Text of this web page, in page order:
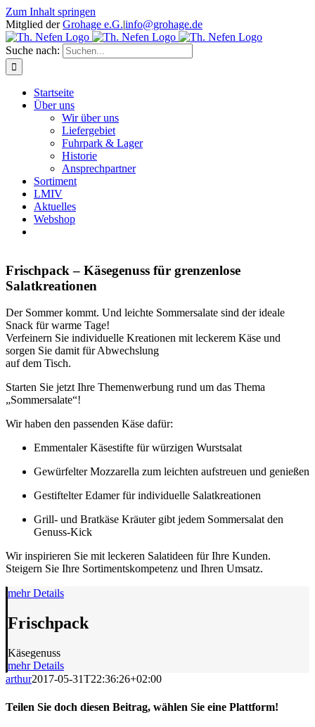
Zum Inhalt springen
Mitglied derGrohage e.G.|info@grohage.de
Suche nach:
Startseite
Über uns
Wir über uns
Liefergebiet
Fuhrpark & Lager
Historie
Ansprechpartner
Sortiment
LMIV
Aktuelles
Webshop
Frischpack – Käsegenuss für grenzenlose
Salatkreationen
Der Sommer kommt. Und leichte Sommersalate sind der ideale
Snack für warme Tage!
Verfeinern Sie individuelle Kreationen mit leckerem Käse und
sorgen Sie damit für Abwechslung
auf dem Tisch.
Starten Sie jetzt Ihre Themenwerbung rund um das Thema
„Sommersalate“!
Wir haben den passenden Käse dafür:
Emmentaler Käsestifte für würzigen Wurstsalat
Gewürfelter Mozzarella zum leichten aufstreuen und genießen
Gestiftelter Edamer für individuelle Salatkreationen
Grill- und Bratkäse Kräuter gibt jedem Sommersalat den
Genuss-Kick
Wir inspirieren Sie mit leckeren Salatideen für Ihre Kunden.
Steigern Sie Ihre Sortimentskompetenz und Ihren Umsatz.
mehr Details
Frischpack
Käsegenuss
mehr Details
arthur2017-05-31T22:36:26+02:00
Teilen Sie doch diesen Beitrag, wählen Sie eine Plattform!